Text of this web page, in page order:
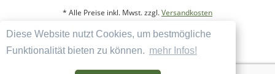
Diese Website nutzt Cookies, um bestmögliche
Funktionalität bieten zu können. mehr Infos!
* Alle Preise inkl. Mwst. zzgl.Versandkosten
Copyright
Datenschutzerklärung
Widerrufsbelehrung und Muster-Widerrufsformular